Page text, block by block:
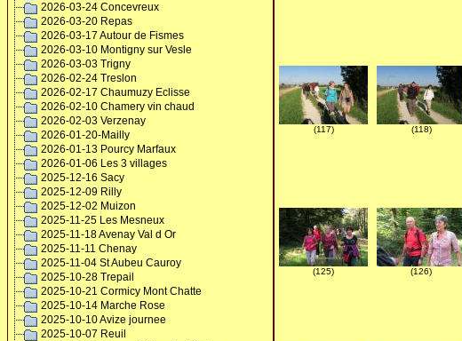
2026-03-24 Concevreux
2026-03-20 Repas
2026-03-17 Autour de Fismes
2026-03-10 Montigny sur Vesle
2026-03-03 Trigny
2026-02-24 Treslon
2026-02-17 Chaumuzy Eclisse
2026-02-10 Chamery vin chaud
2026-02-03 Verzenay
2026-01-20-Mailly
2026-01-13 Pourcy Marfaux
2026-01-06 Les 3 villages
2025-12-16 Sacy
2025-12-09 Rilly
2025-12-02 Muizon
2025-11-25 Les Mesneux
2025-11-18 Avenay Val d Or
2025-11-11 Chenay
2025-11-04 St Aubeu Cauroy
2025-10-28 Trepail
2025-10-21 Cormicy Mont Chatte
2025-10-14 Marche Rose
2025-10-10 Avize journee
2025-10-07 Reuil
(117) (118)
(125) (126)